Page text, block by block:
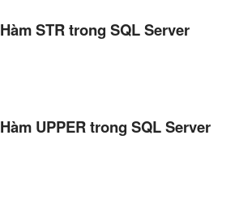
Hàm STR trong SQL Server
Hàm UPPER trong SQL Server